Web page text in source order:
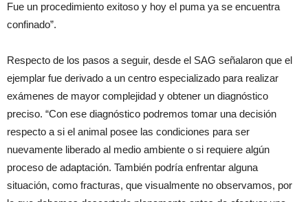
Fue un procedimiento exitoso y hoy el puma ya se encuentra
confinado”.
Respecto de los pasos a seguir, desde el SAG señalaron que el
ejemplar fue derivado a un centro especializado para realizar
exámenes de mayor complejidad y obtener un diagnóstico
preciso. “Con ese diagnóstico podremos tomar una decisión
respecto a si el animal posee las condiciones para ser
nuevamente liberado al medio ambiente o si requiere algún
proceso de adaptación. También podría enfrentar alguna
situación, como fracturas, que visualmente no observamos, por